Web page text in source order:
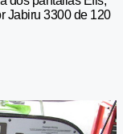
Jabiru 3300 de 120